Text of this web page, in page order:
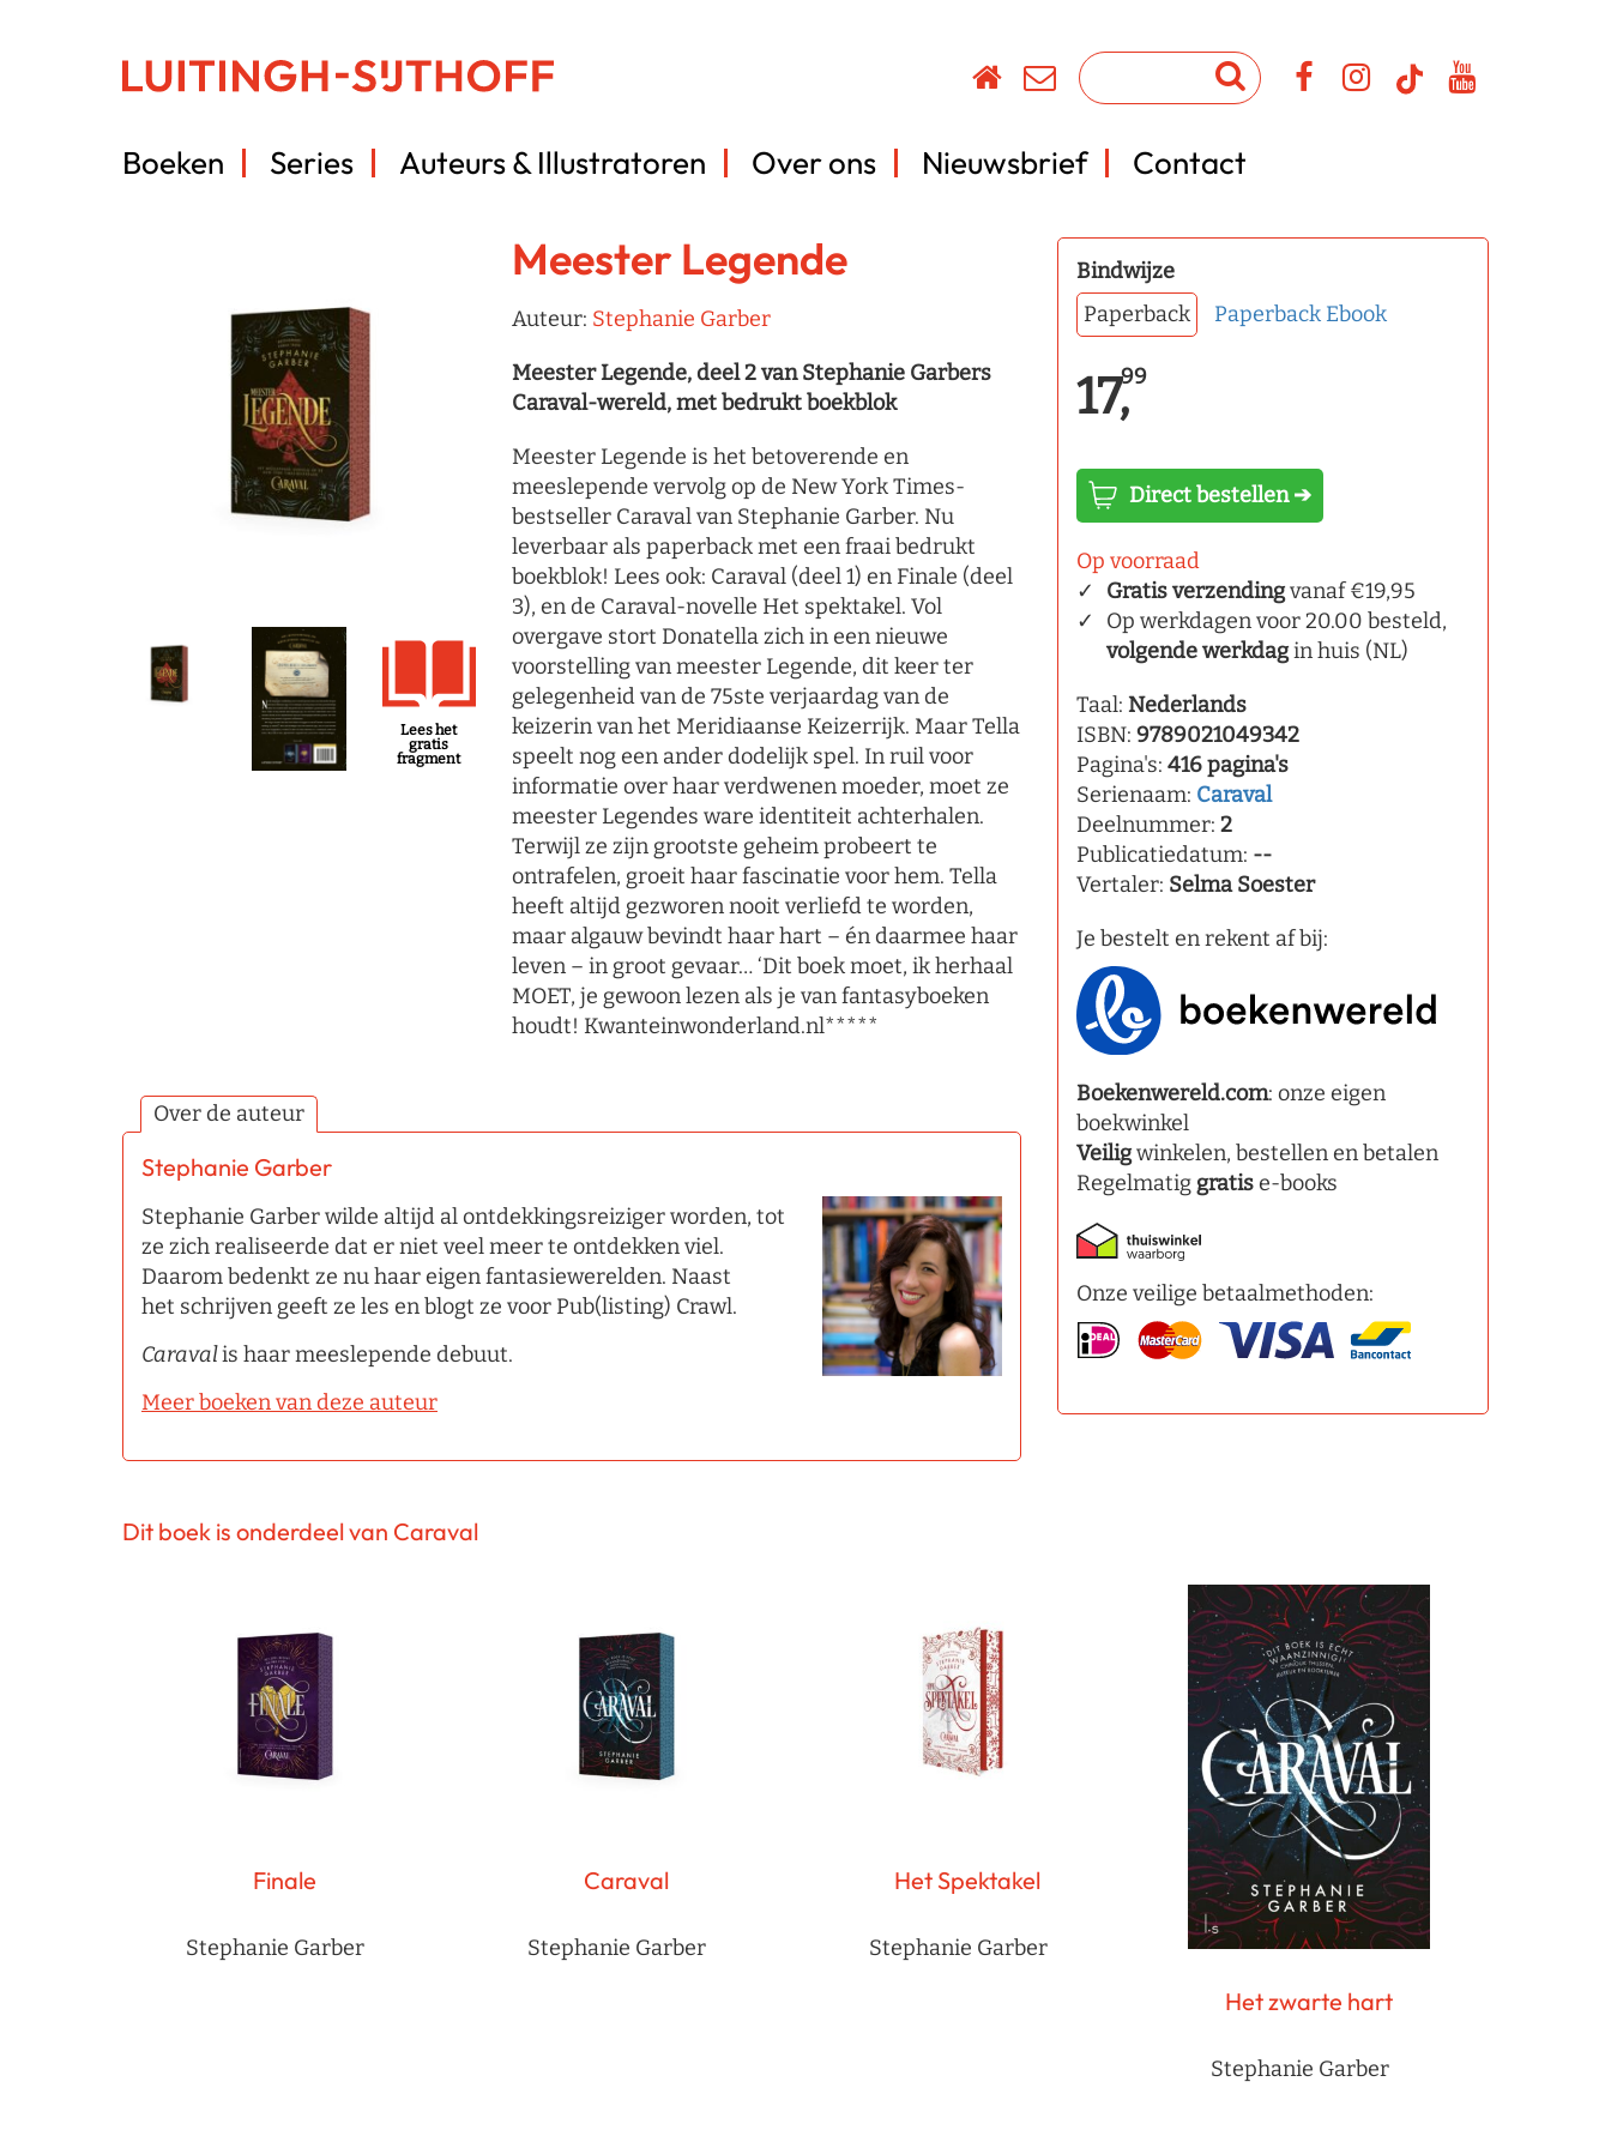
Boeken Series Auteurs & Illustratoren Over ons Nieuwsbrief Contact
Lees het
gratis
fragment
Meester Legende
Auteur: Stephanie Garber
Meester Legende, deel 2 van Stephanie Garbers
Caraval-wereld, met bedrukt boekblok
Meester Legende is het betoverende en
meeslepende vervolg op de New York Times-
bestseller Caraval van Stephanie Garber. Nu
leverbaar als paperback met een fraai bedrukt
boekblok! Lees ook: Caraval (deel 1) en Finale (deel
3), en de Caraval-novelle Het spektakel. Vol
overgave stort Donatella zich in een nieuwe
voorstelling van meester Legende, dit keer ter
gelegenheid van de 75ste verjaardag van de
keizerin van het Meridiaanse Keizerrijk. Maar Tella
speelt nog een ander dodelijk spel. In ruil voor
informatie over haar verdwenen moeder, moet ze
meester Legendes ware identiteit achterhalen.
Terwijl ze zijn grootste geheim probeert te
ontrafelen, groeit haar fascinatie voor hem. Tella
heeft altijd gezworen nooit verliefd te worden,
maar algauw bevindt haar hart – én daarmee haar
leven – in groot gevaar… ‘Dit boek moet, ik herhaal
MOET, je gewoon lezen als je van fantasyboeken
houdt! Kwanteinwonderland.nl*****
Over de auteur
Stephanie Garber
Stephanie Garber wilde altijd al ontdekkingsreiziger worden, tot
ze zich realiseerde dat er niet veel meer te ontdekken viel.
Daarom bedenkt ze nu haar eigen fantasiewerelden. Naast
het schrijven geeft ze les en blogt ze voor Pub(listing) Crawl.
Caravalis haar meeslepende debuut.
Meer boeken van deze auteur
Bindwijze
Paperback
Paperback Ebook
17,99
Direct bestellen ➔
Op voorraad
Gratis verzendingvanaf €19,95
Op werkdagen voor 20.00 besteld,
volgende werkdagin huis (NL)
Taal: Nederlands
ISBN: 9789021049342
Pagina's: 416 pagina's
Serienaam: Caraval
Deelnummer: 2
Publicatiedatum: --
Vertaler: Selma Soester
Je bestelt en rekent af bij:
Boekenwereld.com: onze eigen
boekwinkel
Veiligwinkelen, bestellen en betalen
Regelmatig gratise-books
Onze veilige betaalmethoden:
Dit boek is onderdeel van Caraval
Finale
Stephanie Garber
Caraval
Stephanie Garber
Het Spektakel
Stephanie Garber
Het zwarte hart
Stephanie Garber